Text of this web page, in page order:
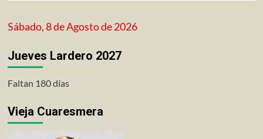
Sábado, 8 de Agosto de 2026
Jueves Lardero 2027
Faltan 180 días
Vieja Cuaresmera